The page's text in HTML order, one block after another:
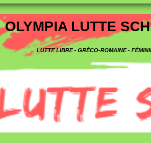
OLYMPIA LUTTE
LUTTE LIBRE - GRÉCO-ROMAINE -